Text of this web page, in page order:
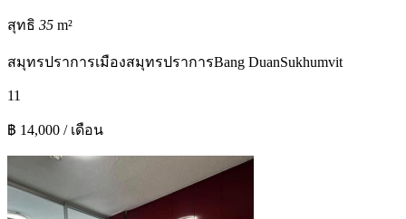
สุทธิ 35 m²
สมุทรปราการเมืองสมุทรปราการBang DuanSukhumvit
11
฿ 14,000 / เดือน